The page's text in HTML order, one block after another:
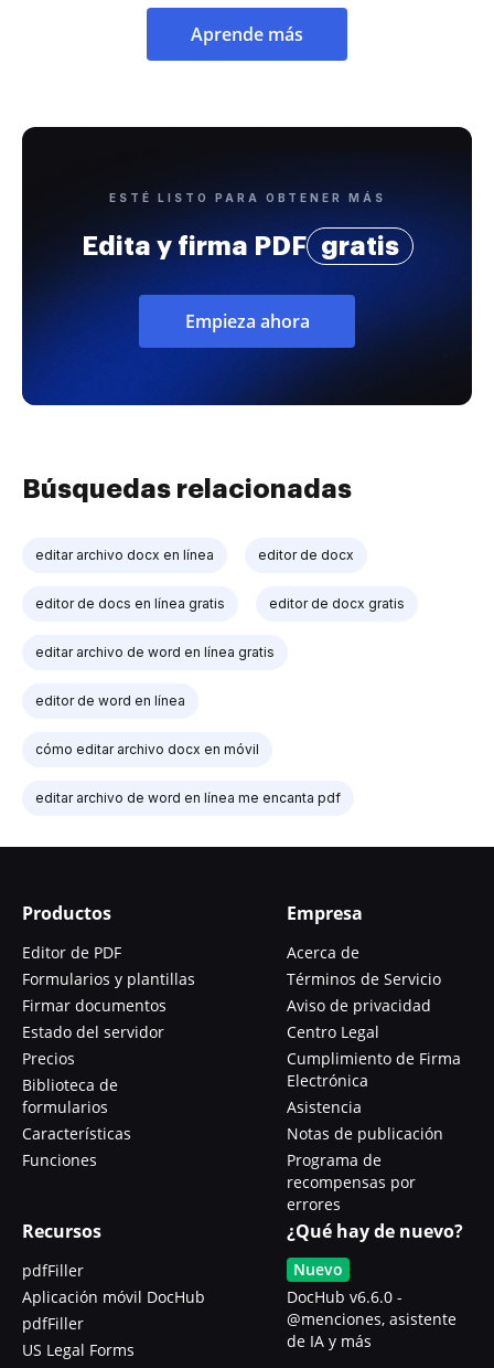
Aprende más
ESTÉ LISTO PARA OBTENER MÁS
Edita y firma PDF gratis
Empieza ahora
Búsquedas relacionadas
editar archivo docx en línea editor de docx
editor de docs en línea gratis editor de docx gratis
editar archivo de word en línea gratis
editor de word en línea
cómo editar archivo docx en móvil
editar archivo de word en línea me encanta pdf
Productos
Editor de PDF
Formularios y plantillas
Firmar documentos
Estado del servidor
Precios
Biblioteca de
formularios
Características
Funciones
Empresa
Acerca de
Términos de Servicio
Aviso de privacidad
Centro Legal
Cumplimiento de Firma
Electrónica
Asistencia
Notas de publicación
Programa de
recompensas por
errores
Recursos
pdfFiller
Aplicación móvil DocHub
pdfFiller
US Legal Forms
¿Qué hay de nuevo?
Nuevo
DocHub v6.6.0 -
@menciones, asistente
de IA y más